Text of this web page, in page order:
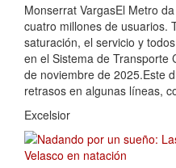
Monserrat VargasEl Metro
cuatro millones de usuarios.
saturación, el servicio y
en el Sistema de Transporte
de noviembre de 2025.Este
retrasos en algunas líneas,
Excelsior